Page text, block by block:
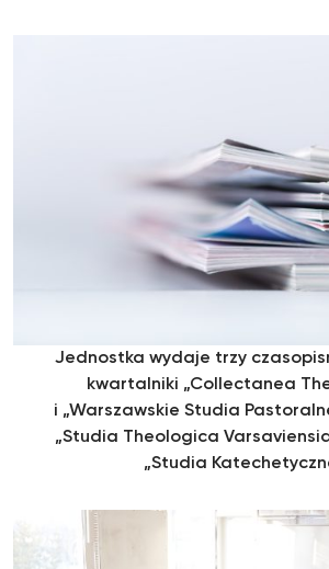
Jednostka wydaje trzy
kwartalniki „Collectanea
i „Warszawskie Studia
„Studia Theologica
„Studia